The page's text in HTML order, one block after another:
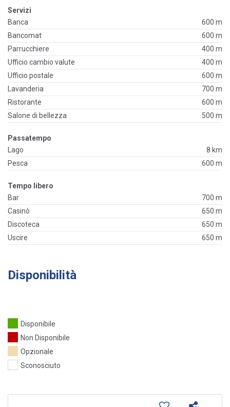
Servizi
Banca
600 m
Bancomat
600 m
Parrucchiere
400 m
Ufficio cambio valute
400 m
Ufficio postale
600 m
Lavanderia
700 m
Ristorante
600 m
Salone di bellezza
500 m
Passatempo
Lago
8 km
Pesca
600 m
Tempo libero
Bar
700 m
Casinò
650 m
Discoteca
650 m
Uscire
650 m
Disponibilità
Disponibile
Non Disponibile
Opzionale
Sconosciuto